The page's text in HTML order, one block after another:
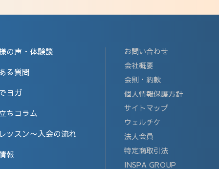
の声・体験談
る質問
ヨガ
ちコラム
ッスン〜入会の流れ
報
お問い合わせ
会社概要
会則・約款
個人情報保護方針
サイトマップ
ウェルチケ
法人会員
特定商取引法
INSPA GROUP